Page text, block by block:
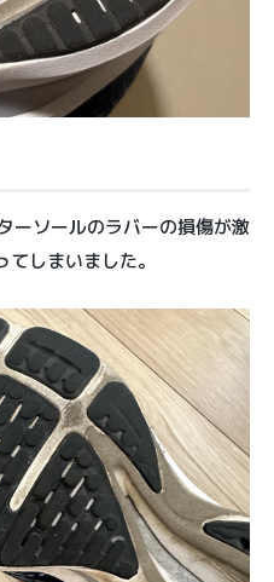
ーソールのラバーの損傷が激
しまいました。